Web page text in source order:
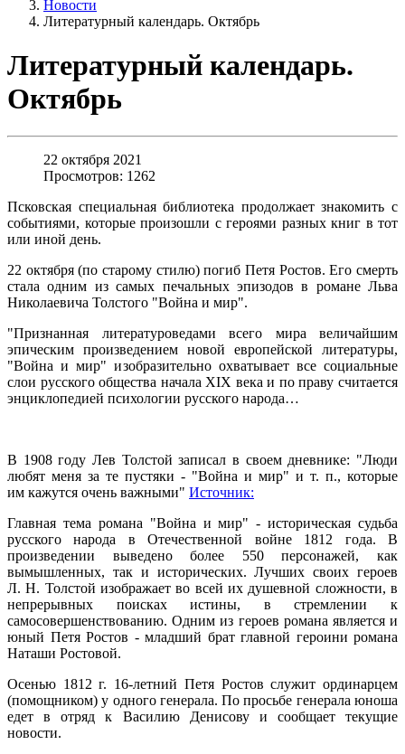
Новости
Литературный календарь. Октябрь
Литературный календарь.
Октябрь
22 октября 2021
Просмотров: 1262
Псковская специальная библиотека продолжает знакомить с
событиями, которые произошли с героями разных книг в тот
или иной день.
22 октября (по старому стилю) погиб Петя Ростов. Его смерть
стала одним из самых печальных эпизодов в романе Льва
Николаевича Толстого "Война и мир".
"Признанная литературоведами всего мира величайшим
эпическим произведением новой европейской литературы,
"Война и мир" изобразительно охватывает все социальные
слои русского общества начала XIX века и по праву считается
энциклопедией психологии русского народа…
В 1908 году Лев Толстой записал в своем дневнике: "Люди
любят меня за те пустяки - "Война и мир" и т. п., которые
им кажутся очень важными" Источник:
Главная тема романа "Война и мир" - историческая судьба
русского народа в Отечественной войне 1812 года. В
произведении выведено более 550 персонажей, как
вымышленных, так и исторических. Лучших своих героев
Л. Н. Толстой изображает во всей их душевной сложности, в
непрерывных поисках истины, в стремлении к
самосовершенствованию. Одним из героев романа является и
юный Петя Ростов - младший брат главной героини романа
Наташи Ростовой.
Осенью 1812 г. 16-летний Петя Ростов служит ординарцем
(помощником) у одного генерала. По просьбе генерала юноша
едет в отряд к Василию Денисову и сообщает текущие
новости.